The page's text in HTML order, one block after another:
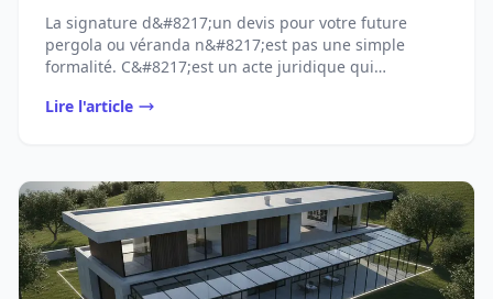
La signature d&#8217;un devis pour votre future
pergola ou véranda n&#8217;est pas une simple
formalité. C&#8217;est un acte juridique qui
Lire l'article